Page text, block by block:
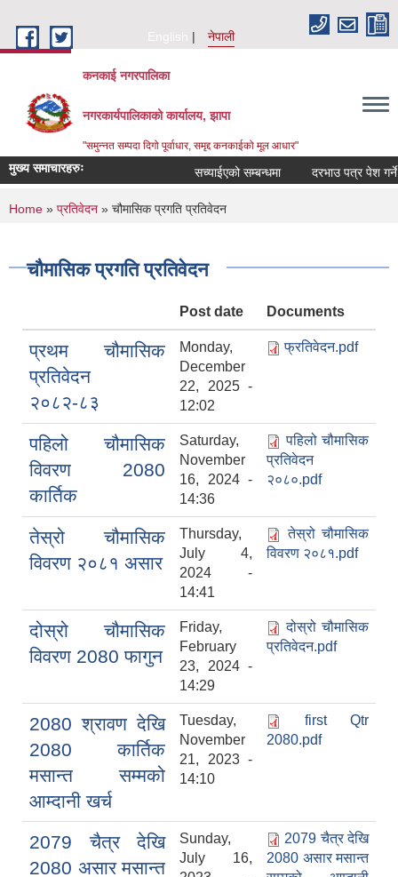
English
नेपाली
कनकाई नगरपालिका
नगरकार्यपालिकाको कार्यालय, झापा
"समुन्नत सम्पदा दिगो पूर्वाधार, समृद्द कनकाईको मूल आधार"
मुख्य समाचारहरुः सच्याईएको सम्बन्धमा दरभाउ पत्र पेश गर्ने
You are here
Home » प्रतिवेदन » चौमासिक प्रगति प्रतिवेदन
चौमासिक प्रगति प्रतिवेदन
Post date Documents
प्रथम चौमासिक
प्रतिवेदन
२०८२-८३
Monday,
December
22, 2025 -
12:02
फ्रतिवेदन.pdf
पहिलो चौमासिक
विवरण 2080
कार्तिक
Saturday,
November
16, 2024 -
14:36
पहिलो चौमासिक
प्रतिवेदन
२०८०.pdf
तेस्रो चौमासिक
विवरण २०८१ असार
Thursday,
July 4,
2024 -
14:41
तेस्रो चौमासिक
विवरण २०८१.pdf
दोस्रो चौमासिक
विवरण 2080 फागुन
Friday,
February
23, 2024 -
14:29
दोस्रो चौमासिक
प्रतिवेदन.pdf
2080 श्रावण देखि
2080 कार्तिक
मसान्त सम्मको
आम्दानी खर्च
Tuesday,
November
21, 2023 -
14:10
first Qtr
2080.pdf
2079 चैत्र देखि
2080 असार मसान्त
Sunday,
July 16,
2079 चैत्र देखि
2080 असार मसान्त